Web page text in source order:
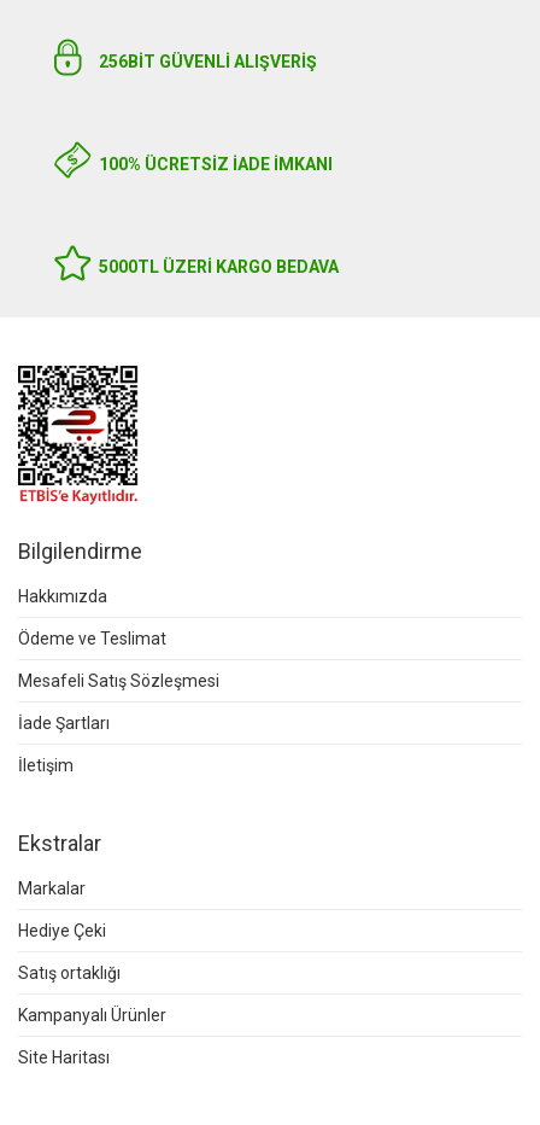
256BIT GÜVENLİ ALIŞVERİŞ
100% ÜCRETSİZ İADE İMKANI
5000TL ÜZERI KARGO BEDAVA
Bilgilendirme
Hakkımızda
Ödeme ve Teslimat
Mesafeli Satış Sözleşmesi
İade Şartları
İletişim
Ekstralar
Markalar
Hediye Çeki
Satış ortaklığı
Kampanyalı Ürünler
Site Haritası